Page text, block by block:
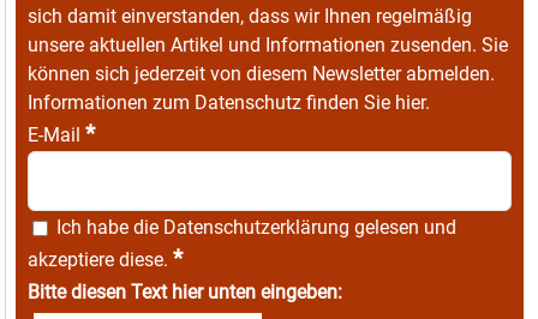
sich damit einverstanden, dass wir Ihnen regelmäßig
unsere aktuellen Artikel und Informationen zusenden. Sie
können sich jederzeit von diesem Newsletter abmelden.
Informationen zum Datenschutz finden Sie hier.
E-Mail *
Ich habe die Datenschutzerklärung gelesen und
akzeptiere diese. *
Bitte diesen Text hier unten eingeben: